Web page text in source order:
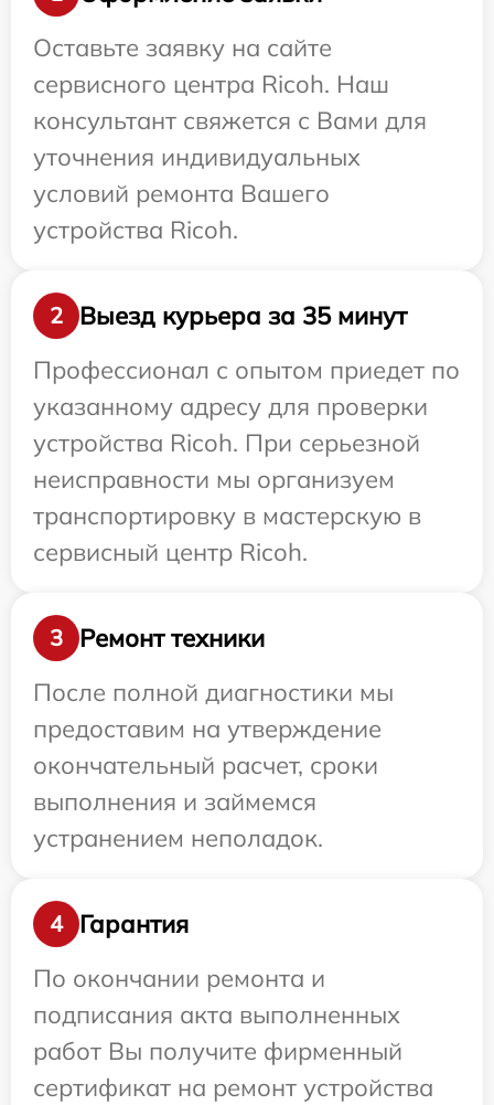
Оставьте заявку на сайте
сервисного центра Ricoh. Наш
консультант свяжется с Вами для
уточнения индивидуальных
условий ремонта Вашего
устройства Ricoh.
2
Выезд курьера за 35 минут
Профессионал с опытом приедет по
указанному адресу для проверки
устройства Ricoh. При серьезной
неисправности мы организуем
транспортировку в мастерскую в
сервисный центр Ricoh.
3
Ремонт техники
После полной диагностики мы
предоставим на утверждение
окончательный расчет, сроки
выполнения и займемся
устранением неполадок.
4
Гарантия
По окончании ремонта и
подписания акта выполненных
работ Вы получите фирменный
сертификат на ремонт устройства